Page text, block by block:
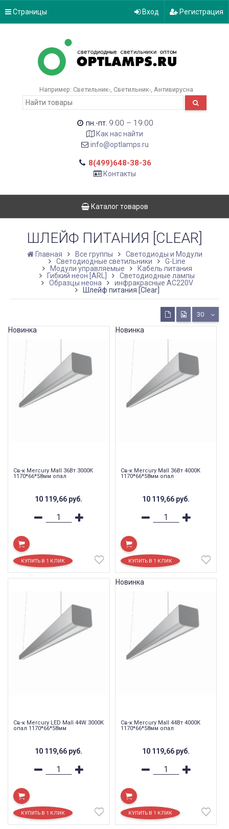
Страницы Вход Регистрация
Например: Светильник- Светильник- Антивирусна
пн.-пт. 9:00 – 19:00
Как нас найти
info@optlamps.ru
8(499)648-38-36
Контакты
Каталог товаров
ШЛЕЙФ ПИТАНИЯ [CLEAR]
Главная Все группы
Светодиоды и Модули
Светодиодные светильники
G-Line
Модули управляемые
Кабель питания
Гибкий неон [ARL]
Светодиодные лампы
Образцы неона
инфракрасные AC220V
Шлейф питания [Clear]
30
Св-к Mercury Mall 36Вт 3000К
1170*66*58мм опал
10 119,66 руб.
Новинка
Св-к Mercury Mall 36Вт 4000К
1170*66*58мм опал
10 119,66 руб.
Новинка
Св-к Mercury LED Mall 44W 3000К
опал 1170*66*58мм
10 119,66 руб.
Св-к Mercury Mall 44Вт 4000К
1170*66*58мм опал
10 119,66 руб.
Новинка